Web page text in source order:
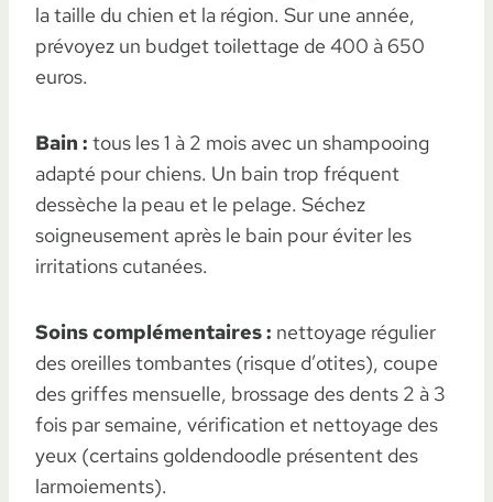
la taille du chien et la région. Sur une année,
prévoyez un budget toilettage de 400 à 650
euros.
Bain : tous les 1 à 2 mois avec un shampooing
adapté pour chiens. Un bain trop fréquent
dessèche la peau et le pelage. Séchez
soigneusement après le bain pour éviter les
irritations cutanées.
Soins complémentaires : nettoyage régulier
des oreilles tombantes (risque d’otites), coupe
des griffes mensuelle, brossage des dents 2 à 3
fois par semaine, vérification et nettoyage des
yeux (certains goldendoodle présentent des
larmoiements).